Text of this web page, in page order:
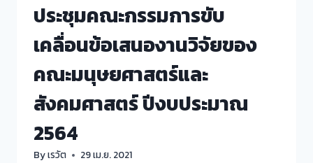
ให้
ตรง
ใจ
แหล่ง
ทุน”
ประชุมคณะกรรมการขับ
เคลื่อนข้อเสนองานวิจัยของ
คณะมนุษยศาสตร์และ
สังคมศาสตร์ ปีงบประมาณ
2564
Byเรวัต 29 เม.ย. 2021